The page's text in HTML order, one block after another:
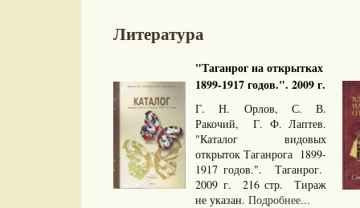
Литература
"Таганрог на открытках
1899-1917 годов.". 2009 г.
Г. Н. Орлов, С. В.
Ракочий, Г. Ф. Лаптев.
"Каталог видовых
открыток Таганрога 1899-
1917 годов.". Таганрог.
2009 г. 216 стр. Тираж
не указан. Подробнее...